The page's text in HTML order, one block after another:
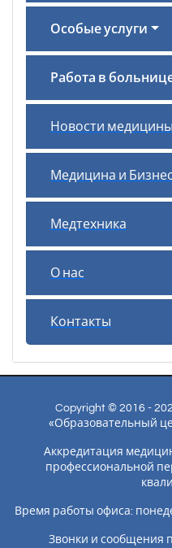
Особые услуги
Работа в
Новости
Медицина и Бизнес
Медтехника
О нас
Контакты
Copyright © 2016 -
«Образовательный
Аккредитация
профессиональной
Время работы офиса:
Звонки и сообщения